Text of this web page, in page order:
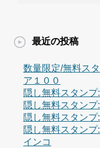
最近の投稿
数量限定/無料ス
ア１００
隠し無料スタン
隠し無料スタン
隠し無料スタン
隠し無料スタン
インコ